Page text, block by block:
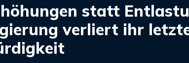
statt
verliert ihr